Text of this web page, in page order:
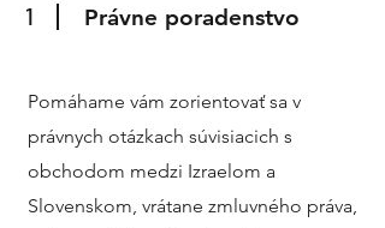
1 Právne poradenstvo
Pomáhame vám zorientovať sa v
právnych otázkach súvisiacich s
obchodom medzi Izraelom a
Slovenskom, vrátane zmluvného práva,